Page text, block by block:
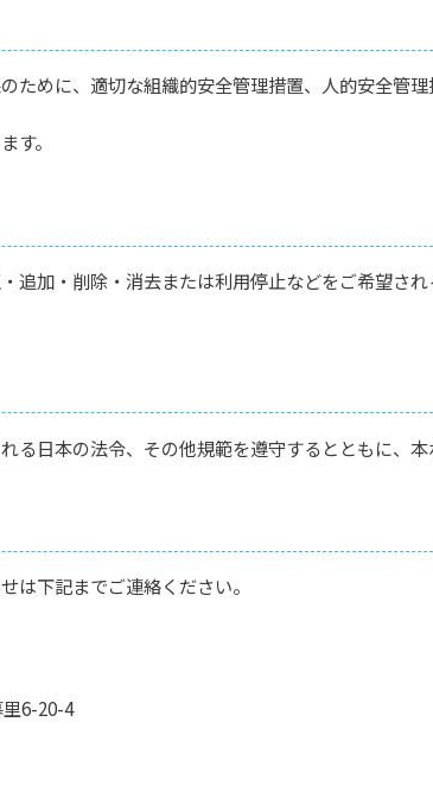
ために、適切な組織的安全管理措置、人的安全管
す。
追加・削除・消去または利用停止などをご希望さ
る日本の法令、その他規範を遵守するとともに、
は下記までご連絡ください。
6-20-4